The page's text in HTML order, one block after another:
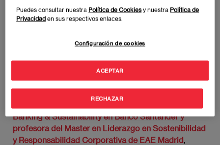
empresarios colombianos y potenciales
compradores también hubo embajadores,
Campus de EAE Business School Madrid,
perteneciente a Planeta Formación y Universidades.
Banking & Sustainability en Banco Santander y
profesora del Master en Liderazgo en Sostenibilidad
y Responsabilidad Corporativa de EAE Madrid
Puedes consultar nuestra Política de Cookiesy nuestra Política de
Privacidad en sus respectivos enlaces.
Configuración de cookies
RECHAZAR
ACEPTAR